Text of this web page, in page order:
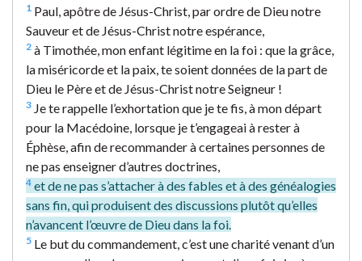
1 Paul, apôtre de Jésus-Christ, par ordre de Dieu notre
Sauveur et de Jésus-Christ notre espérance,
2 à Timothée, mon enfant légitime en la foi : que la grâce,
la miséricorde et la paix, te soient données de la part de
Dieu le Père et de Jésus-Christ notre Seigneur !
3 Je te rappelle l’exhortation que je te fis, à mon départ
pour la Macédoine, lorsque je t’engageai à rester à
Éphèse, afin de recommander à certaines personnes de
ne pas enseigner d’autres doctrines,
4 et de ne pas s’attacher à des fables et à des généalogies
sans fin, qui produisent des discussions plutôt qu’elles
n’avancent l’œuvre de Dieu dans la foi.
5 Le but du commandement, c’est une charité venant d’un